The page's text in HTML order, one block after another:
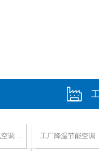
空调… 工厂降温节能空调